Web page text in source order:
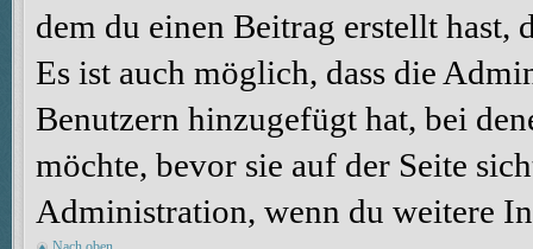
dem du einen Beitrag erstellt hast,
Es ist auch möglich, dass die
Benutzern hinzugefügt hat, bei
möchte, bevor sie auf der Seite
Administration, wenn du weitere